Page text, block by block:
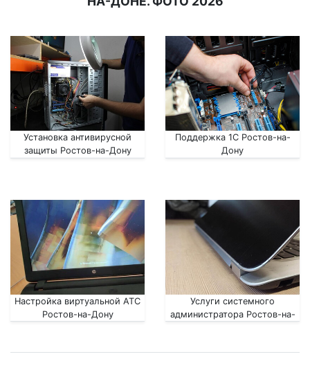
Установка антивирусной
защиты Ростов-на-Дону
Поддержка 1С Ростов-на-
Дону
Настройка виртуальной АТС
Ростов-на-Дону
Услуги системного
администратора Ростов-на-